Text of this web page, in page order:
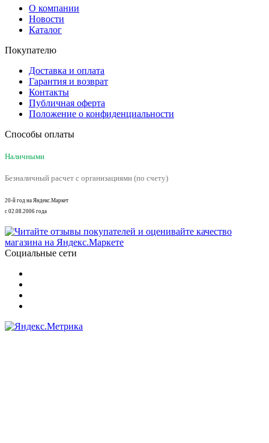
О компании
Новости
Каталог
Покупателю
Доставка и оплата
Гарантия и возврат
Контакты
Публичная оферта
Положение о конфиденциальности
Способы оплаты
Наличными
Безналичный расчет с организациями (по счету)
20-й год на Яндекс.Маркет
с 02.08.2006 года
Социальные сети